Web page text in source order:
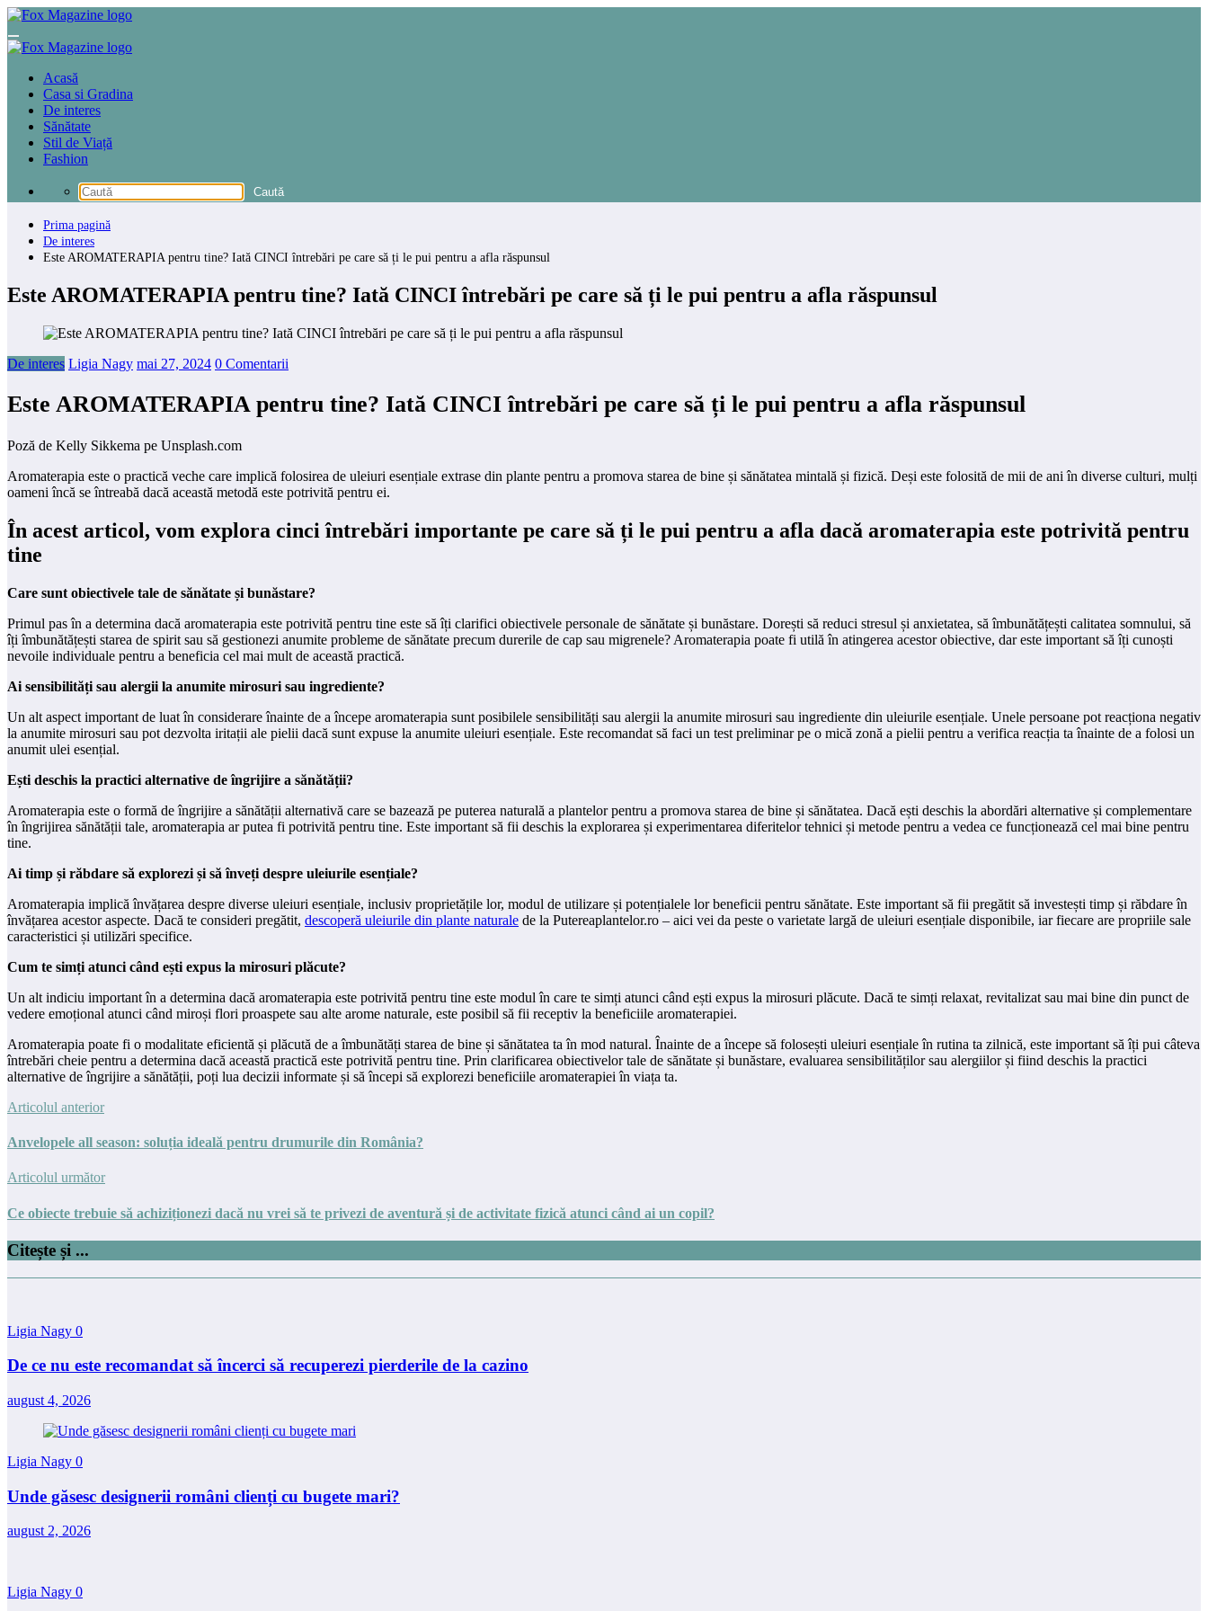
Sari
conținut
Acasă
Casa si Gradina
De interes
Sănătate
Stil de Viață
Fashion
Prima pagină
De interes
Este AROMATERAPIA pentru tine? Iată CINCI întrebări pe care să ți le pui pentru a afla răspunsul
Este AROMATERAPIA pentru tine? Iată CINCI întrebări pe care să ți le pui pentru a afla răspunsul
De interes Ligia Nagy mai 27, 2024 0 Comentarii
Este AROMATERAPIA pentru tine? Iată CINCI întrebări pe care să ți le pui pentru a afla răspunsul
Poză de Kelly Sikkema pe Unsplash.com
Aromaterapia este o practică veche care implică folosirea de uleiuri esențiale extrase din plante pentru a promova starea de bine și sănătatea mintală și fizică. Deși este folosită de mii de ani în diverse culturi, mulți
oameni încă se întreabă dacă această metodă este potrivită pentru ei.
În acest articol, vom explora cinci întrebări importante pe care să ți le pui pentru a afla dacă aromaterapia este potrivită pentru
tine
Care sunt obiectivele tale de sănătate și bunăstare?
Primul pas în a determina dacă aromaterapia este potrivită pentru tine este să îți clarifici obiectivele personale de sănătate și bunăstare. Dorești să reduci stresul și anxietatea, să îmbunătățești calitatea somnului, să
îți îmbunătățești starea de spirit sau să gestionezi anumite probleme de sănătate precum durerile de cap sau migrenele? Aromaterapia poate fi utilă în atingerea acestor obiective, dar este important să îți cunoști
nevoile individuale pentru a beneficia cel mai mult de această practică.
Ai sensibilități sau alergii la anumite mirosuri sau ingrediente?
Un alt aspect important de luat în considerare înainte de a începe aromaterapia sunt posibilele sensibilități sau alergii la anumite mirosuri sau ingrediente din uleiurile esențiale. Unele persoane pot reacționa negativ
la anumite mirosuri sau pot dezvolta iritații ale pielii dacă sunt expuse la anumite uleiuri esențiale. Este recomandat să faci un test preliminar pe o mică zonă a pielii pentru a verifica reacția ta înainte de a folosi un
anumit ulei esențial.
Ești deschis la practici alternative de îngrijire a sănătății?
Aromaterapia este o formă de îngrijire a sănătății alternativă care se bazează pe puterea naturală a plantelor pentru a promova starea de bine și sănătatea. Dacă ești deschis la abordări alternative și complementare
în îngrijirea sănătății tale, aromaterapia ar putea fi potrivită pentru tine. Este important să fii deschis la explorarea și experimentarea diferitelor tehnici și metode pentru a vedea ce funcționează cel mai bine pentru
tine.
Ai timp și răbdare să explorezi și să înveți despre uleiurile esențiale?
Aromaterapia implică învățarea despre diverse uleiuri esențiale, inclusiv proprietățile lor, modul de utilizare și potențialele lor beneficii pentru sănătate. Este important să fii pregătit să investești timp și răbdare în
învățarea acestor aspecte. Dacă te consideri pregătit, descoperă uleiurile din plante naturale de la Putereaplantelor.ro – aici vei da peste o varietate largă de uleiuri esențiale disponibile, iar fiecare are propriile sale
caracteristici și utilizări specifice.
Cum te simți atunci când ești expus la mirosuri plăcute?
Un alt indiciu important în a determina dacă aromaterapia este potrivită pentru tine este modul în care te simți atunci când ești expus la mirosuri plăcute. Dacă te simți relaxat, revitalizat sau mai bine din punct de
vedere emoțional atunci când miroși flori proaspete sau alte arome naturale, este posibil să fii receptiv la beneficiile aromaterapiei.
Aromaterapia poate fi o modalitate eficientă și plăcută de a îmbunătăți starea de bine și sănătatea ta în mod natural. Înainte de a începe să folosești uleiuri esențiale în rutina ta zilnică, este important să îți pui câteva
întrebări cheie pentru a determina dacă această practică este potrivită pentru tine. Prin clarificarea obiectivelor tale de sănătate și bunăstare, evaluarea sensibilităților sau alergiilor și fiind deschis la practici
alternative de îngrijire a sănătății, poți lua decizii informate și să începi să explorezi beneficiile aromaterapiei în viața ta.
Articolul anterior
Anvelopele all season: soluția ideală pentru drumurile din România?
Articolul următor
Ce obiecte trebuie să achiziționezi dacă nu vrei să te privezi de aventură și de activitate fizică atunci când ai un copil?
Citește și ...
Ligia Nagy 0
De ce nu este recomandat să încerci să recuperezi pierderile de la cazino
august 4, 2026
Ligia Nagy 0
Unde găsesc designerii români clienți cu bugete mari?
august 2, 2026
Ligia Nagy 0